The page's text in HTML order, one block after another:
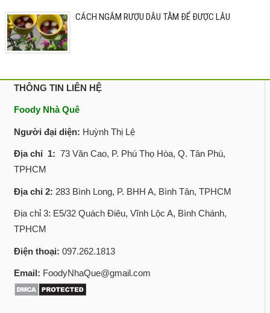
CÁCH NGÂM RƯỢU DÂU TẰM ĐỂ ĐƯỢC LÂU
THÔNG TIN LIÊN HỆ
Foody Nhà Quê
Người đại diện: Huỳnh Thị Lệ
Địa chỉ 1: 73 Văn Cao, P. Phú Thọ Hòa, Q. Tân Phú,
TPHCM
Địa chỉ 2: 283 Bình Long, P. BHH A, Bình Tân, TPHCM
Địa chỉ 3: E5/32 Quách Điêu, Vĩnh Lộc A, Bình Chánh,
TPHCM
Điện thoại: 097.262.1813
Email: FoodyNhaQue@gmail.com